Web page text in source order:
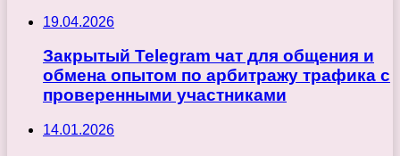
19.04.2026
Закрытый Telegram чат для общения и
обмена опытом по арбитражу трафика с
проверенными участниками
14.01.2026